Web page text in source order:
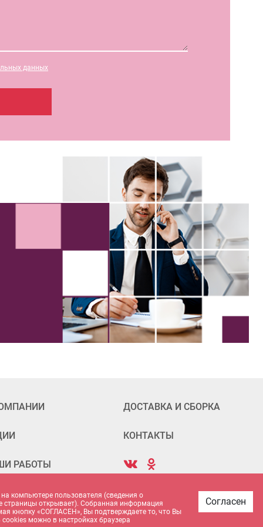
данных
РАБОТЫ
ДОСТАВКА И СБОРКА
КОНТАКТЫ
компьютере пользователя (сведения о
страницы открывает). Собранная информация
кнопку «СОГЛАСЕН», Вы подтверждаете то, что Вы
можно в настройках браузера
Согласен